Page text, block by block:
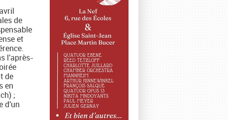
de
et
l'après-
de
en
;
d'un